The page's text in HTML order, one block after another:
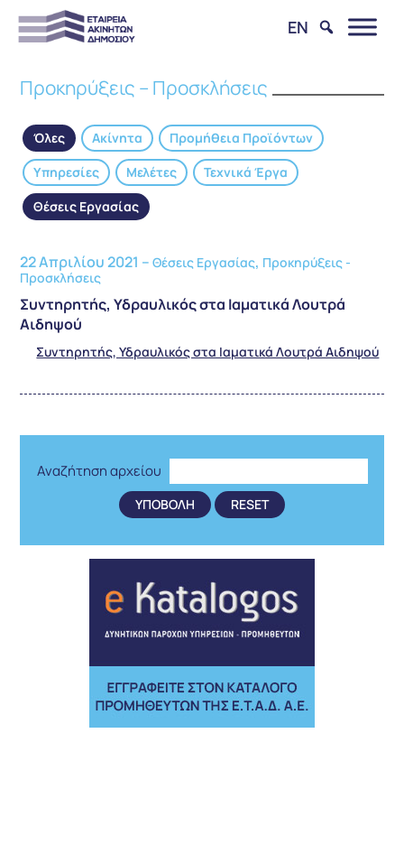
EN
Προκηρύξεις – Προσκλήσεις
Όλες Ακίνητα
Προμήθεια Προϊόντων
Υπηρεσίες
Μελέτες
Τεχνικά Έργα
Θέσεις Εργασίας
22 Απριλίου 2021 –Θέσεις Εργασίας, Προκηρύξεις -
Προσκλήσεις
Συντηρητής, Υδραυλικός στα Ιαματικά Λουτρά
Αιδηψού
Συντηρητής, Υδραυλικός στα Ιαματικά Λουτρά Αιδηψού
Αναζήτηση αρχείου